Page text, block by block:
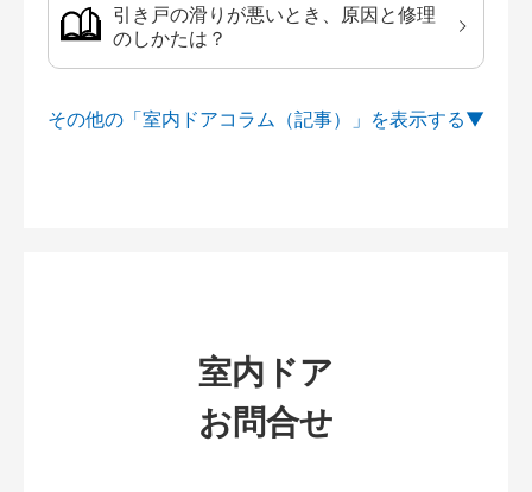
引き戸の滑りが悪いとき、原因と修理
のしかたは？
その他の「室内ドアコラム（記事）」を
室内ドア
お問合せ